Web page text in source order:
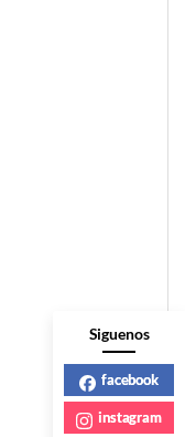
Siguenos
facebook
instagram